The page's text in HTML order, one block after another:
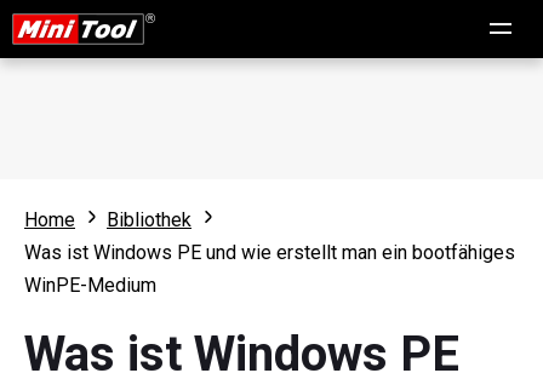
Home
Bibliothek
Was ist Windows PE und wie erstellt man ein bootfähiges
WinPE-Medium
Was ist Windows PE